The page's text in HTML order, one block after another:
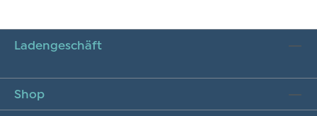
Ladengeschäft
Shop